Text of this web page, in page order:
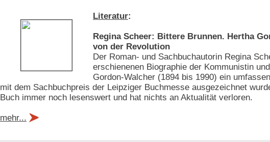
Literatur:
Regina Scheer: Bittere Brunnen. Hertha
von der Revolution
Der Roman- und Sachbuchautorin Regina
erschienenen Biographie der Kommunistin
Gordon-Walcher (1894 bis 1990) ein
mit dem Sachbuchpreis der Leipziger Buchmesse ausgezeichnet
Buch immer noch lesenswert und hat nichts an Aktualität verloren.
mehr...